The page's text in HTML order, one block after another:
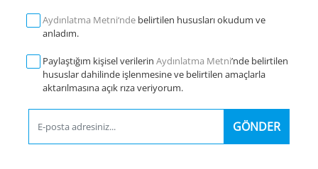
Aydınlatma Metni‘nde belirtilen hususları okudum ve
anladım.
Paylaştığım kişisel verilerin Aydınlatma Metni’nde belirtilen
hususlar dahilinde işlenmesine ve belirtilen amaçlarla
aktarılmasına açık rıza veriyorum.
GÖNDER